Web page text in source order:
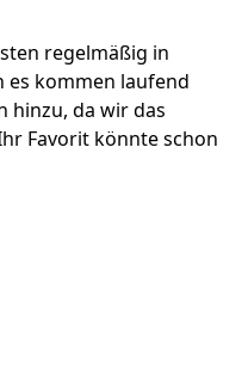
regelmäßig in
es kommen laufend
hinzu, da wir das
Favorit könnte schon